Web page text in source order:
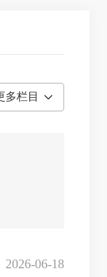
多栏目
2026-06-18